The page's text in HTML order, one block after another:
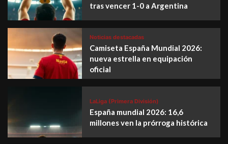
tras vencer 1-0 a Argentina
Noticias destacadas
Camiseta España Mundial 2026:
nueva estrella en equipación
oficial
LaLiga (Primera División)
España mundial 2026: 16,6
millones ven la prórroga histórica